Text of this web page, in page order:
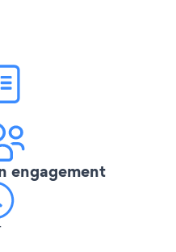
engagement